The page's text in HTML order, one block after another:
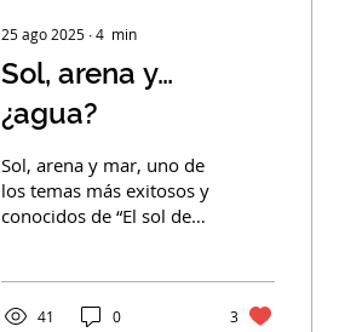
25 ago 2025 ∙4 min
Sol, arena y…
¿agua?
Sol, arena y mar, uno de
los temas más exitosos y
conocidos de “El sol de
41 0 3